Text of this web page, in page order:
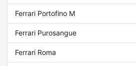
Ferrari Portofino M
Ferrari Purosangue
Ferrari Roma